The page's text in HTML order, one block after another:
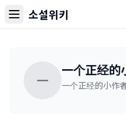
소설위키
一
一个正经的
一个正经的小作